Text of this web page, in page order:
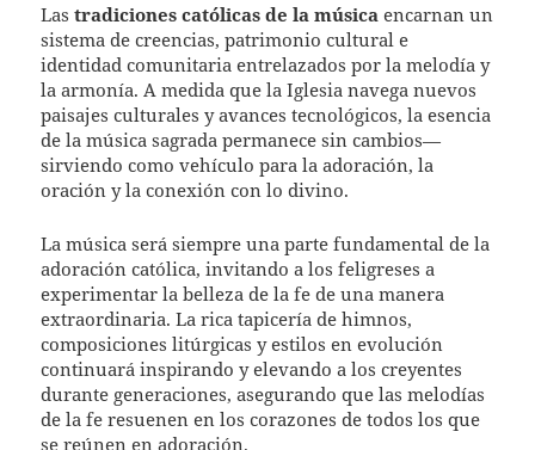
Lastradiciones católicas de la música encarnan un
sistema de creencias, patrimonio cultural e
identidad comunitaria entrelazados por la melodía y
la armonía. A medida que la Iglesia navega nuevos
paisajes culturales y avances tecnológicos, la esencia
de la música sagrada permanece sin cambios—
sirviendo como vehículo para la adoración, la
oración y la conexión con lo divino.
La música será siempre una parte fundamental de la
adoración católica, invitando a los feligreses a
experimentar la belleza de la fe de una manera
extraordinaria. La rica tapicería de himnos,
composiciones litúrgicas y estilos en evolución
continuará inspirando y elevando a los creyentes
durante generaciones, asegurando que las melodías
de la fe resuenen en los corazones de todos los que
se reúnen en adoración.